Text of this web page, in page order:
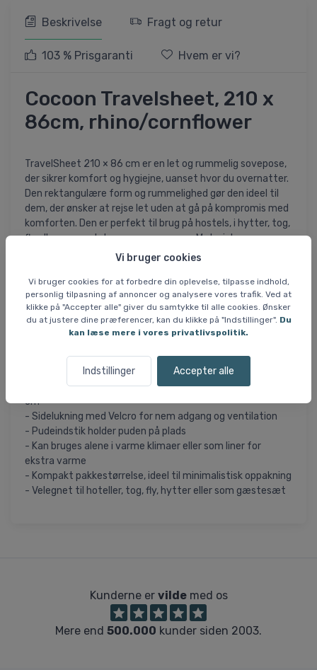
Vi bruger cookies
Vi bruger cookies for at forbedre din oplevelse, tilpasse indhold,
personlig tilpasning af annoncer og analysere vores trafik. Ved at
klikke på "Accepter alle" giver du samtykke til alle cookies. Ønsker
du at justere dine præferencer, kan du klikke på "Indstillinger". Du
kan læse mere i vores privatlivspolitik.
Indstillinger Accepter alle
Beskrivelse Fragt og retur
103 % Prisgaranti Hvem er vi?
Cocoon Travelsheet, 210 x
86cm, rhino/cornflower
TravelSheet 210 × 86 cm er en let og rummelig sovepose,
der sikrer komfort og hygiejne, uanset hvor du overnatter.
Den rektangulære form og rummelighed gør den ideel til
dem, der ønsker at rejse let uden at gå på kompromis med
komforten. Den er perfekt til brug på hostels, i hytter, tog,
fly eller som en let sommersovepose. Materialerne er
åndbare og skånsomme mod huden, og den smarte
sidelukning samt det integrerede pudeindlæg gør den både
funktionel og alsidig.
Specifikationer og features:
- Fås i silke, egyptisk bomuld, økologisk bomuld og tekniske
- Vægt fra 150 g til 410 g afhængig af materiale
- Temperaturforøgelse op til +5,3 °C
- Størrelse: 210 × 86 cm, passer til personer op til ca. 185
cm
- Sidelukning med Velcro for nem adgang og ventilation
- Pudeindstik holder puden på plads
- Kan bruges alene i varme klimaer eller som liner for
ekstra varme
- Kompakt pakkestørrelse, ideel til minimalistisk oppakning
- Velegnet til hoteller, tog, fly, hytter eller som gæstesæt
Kunderne er vildemed os
Mere end 500.000 kunder siden 2003.